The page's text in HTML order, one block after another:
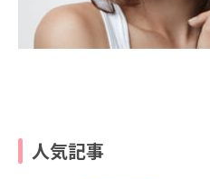
人気記事